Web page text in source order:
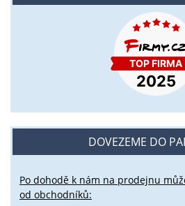
DOVEZEME DO
Po dohodě k nám na prodejnu
od obchodníků: